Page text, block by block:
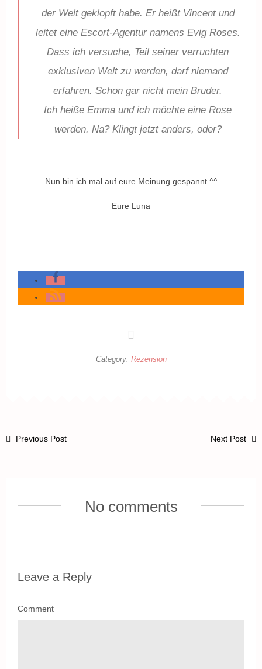
der Welt geklopft habe. Er heißt Vincent und
leitet eine Escort-Agentur namens Evig Roses.
Dass ich versuche, Teil seiner verruchten
exklusiven Welt zu werden, darf niemand
erfahren. Schon gar nicht mein Bruder.
Ich heiße Emma und ich möchte eine Rose
werden. Na? Klingt jetzt anders, oder?
Nun bin ich mal auf eure Meinung gespannt ^^
Eure Luna
Category: Rezension
Next Post
Previous Post
No comments
Leave a Reply
Comment